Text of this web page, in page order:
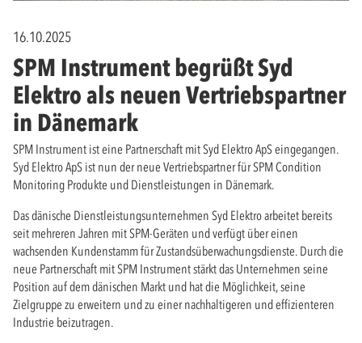
16.10.2025
SPM Instrument begrüßt Syd
Elektro als neuen Vertriebspartner
in Dänemark
SPM Instrument ist eine Partnerschaft mit Syd Elektro ApS eingegangen.
Syd Elektro ApS ist nun der neue Vertriebspartner für SPM Condition
Monitoring Produkte und Dienstleistungen in Dänemark.
Das dänische Dienstleistungsunternehmen Syd Elektro arbeitet bereits
seit mehreren Jahren mit SPM-Geräten und verfügt über einen
wachsenden Kundenstamm für Zustandsüberwachungsdienste. Durch die
neue Partnerschaft mit SPM Instrument stärkt das Unternehmen seine
Position auf dem dänischen Markt und hat die Möglichkeit, seine
Zielgruppe zu erweitern und zu einer nachhaltigeren und effizienteren
Industrie beizutragen.